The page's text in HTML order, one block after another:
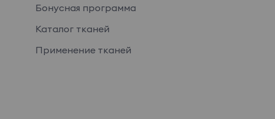
Бонусная программа
Каталог тканей
Применение тканей